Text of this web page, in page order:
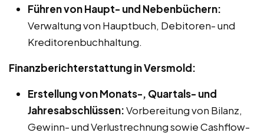
Führen von Haupt- und Nebenbüchern:
Verwaltung von Hauptbuch, Debitoren- und
Kreditorenbuchhaltung.
Finanzberichterstattung in Versmold:
Erstellung von Monats-, Quartals- und
Jahresabschlüssen:Vorbereitung von Bilanz,
Gewinn- und Verlustrechnung sowie Cashflow-